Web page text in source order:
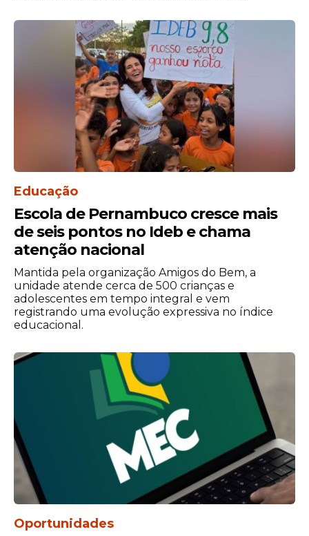
Educação
Escola de Pernambuco cresce mais
de seis pontos no Ideb e chama
atenção nacional
Mantida pela organização Amigos do Bem, a
unidade atende cerca de 500 crianças e
adolescentes em tempo integral e vem
registrando uma evolução expressiva no índice
educacional.
Oportunidades